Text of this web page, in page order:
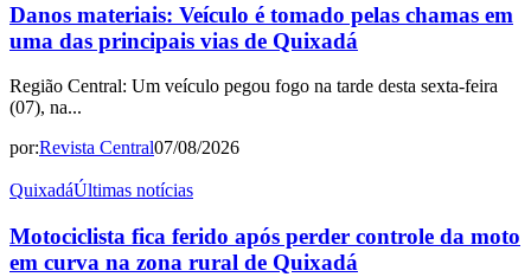
Danos materiais: Veículo é tomado pelas chamas em
uma das principais vias de Quixadá
Região Central: Um veículo pegou fogo na tarde desta sexta-feira
(07), na...
por:Revista Central07/08/2026
QuixadáÚltimas notícias
Motociclista fica ferido após perder controle da moto
em curva na zona rural de Quixadá